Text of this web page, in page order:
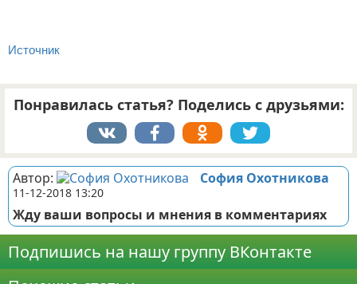
Источник
Понравилась статья? Поделись с друзьями:
Автор: София Охотникова
11-12-2018 13:20
Жду ваши вопросы и мнения в комментариях
Подпишись на нашу группу ВКонтакте